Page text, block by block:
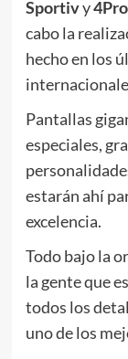
Sportivy4Pro
cabo la
hecho en los
Pantallas
especiales,
estarán ahí
excelencia.
Todo bajo la
la gente que
todos los
uno de los